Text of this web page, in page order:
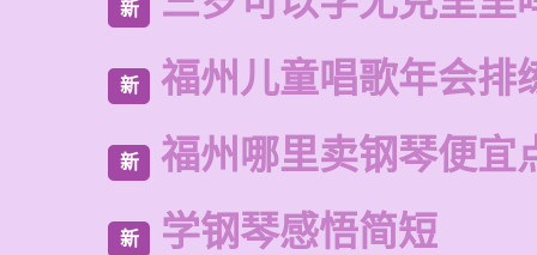
新
新 福州儿童唱歌年会排
新 福州哪里卖钢琴便宜
新 学钢琴感悟简短